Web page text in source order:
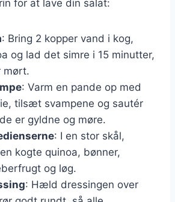
for at lave din salat:
: Bring 2 kopper vand i kog,
og lad det simre i 15 minutter,
mørt.
: Varm en pande op med
tilsæt svampene og sautér
er gyldne og møre.
: I en stor skål,
kogte quinoa, bønner,
og løg.
: Hæld dressingen over